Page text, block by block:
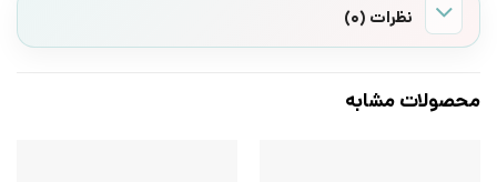
نظرات (0)
محصولات مشابه